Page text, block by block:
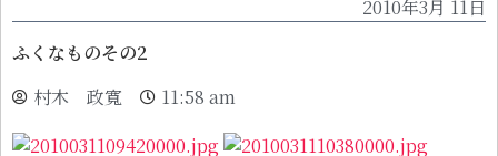
2010年3月 11日
ふくなものその2
村木 政寬
11:58 am